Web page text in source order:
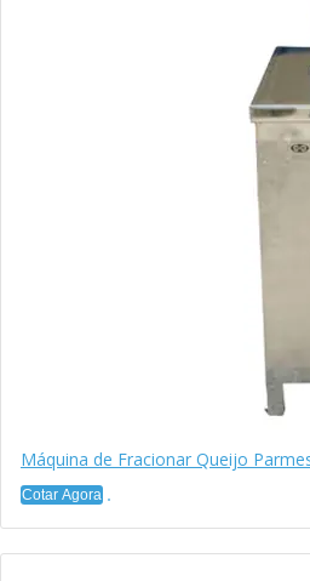
Máquina de Fracionar Queijo
Cotar Agora